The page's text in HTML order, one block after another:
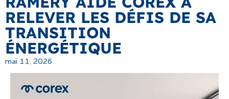
RELEVER LES DÉFIS DE SA
TRANSITION
ÉNERGÉTIQUE
mai 11, 2026